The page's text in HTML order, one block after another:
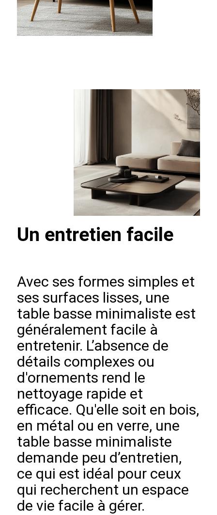
Un entretien facile
Avec ses formes simples et
ses surfaces lisses, une
table basse minimaliste est
généralement facile à
entretenir. L’absence de
détails complexes ou
d'ornements rend le
nettoyage rapide et
efficace. Qu'elle soit en bois,
en métal ou en verre, une
table basse minimaliste
demande peu d’entretien,
ce qui est idéal pour ceux
qui recherchent un espace
de vie facile à gérer.